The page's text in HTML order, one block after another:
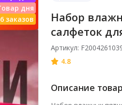
Набор
салфеток
Артикул:
4.8
Описание